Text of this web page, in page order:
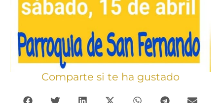
Comparte si te ha gustado